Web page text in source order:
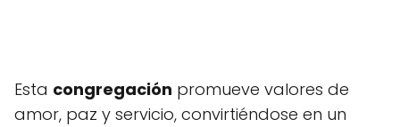
Esta congregación promueve valores de
amor, paz y servicio, convirtiéndose en un